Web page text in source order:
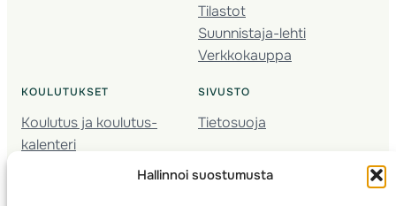
Hallinnoi suostumusta
Tilastot
Suunnistaja-lehti
Verkkokauppa
KOULUTUKSET
Koulutus ja koulutus­
kalenteri
Nuorison koulutukset
SIVUSTO
Tietosuoja